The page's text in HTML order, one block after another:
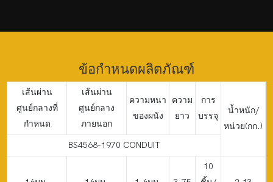
ข้อกำหนดผลิตภัณฑ์
เส้นผ่าน
ศูนย์กลางที่
กำหนด
เส้นผ่าน
ศูนย์กลาง
ภายนอก
ความหนา
ของผนัง
ความ
ยาว
การ
บรรจุ
น้ำหนัก/
หน่วย(กก.)
BS4568-1970 CONDUIT
10